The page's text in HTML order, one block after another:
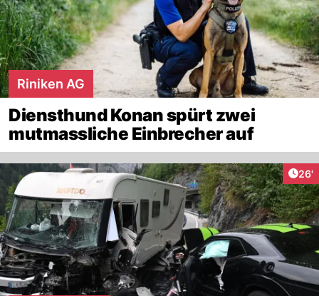
Riniken AG
Diensthund Konan spürt zwei
mutmassliche Einbrecher auf
26'